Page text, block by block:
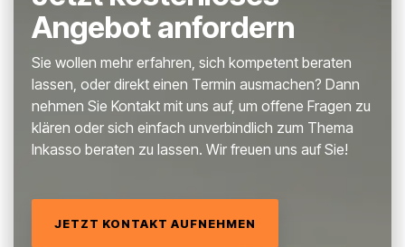
Angebot anfordern
Sie wollen mehr erfahren, sich kompetent beraten
lassen, oder direkt einen Termin ausmachen? Dann
nehmen Sie Kontakt mit uns auf, um offene Fragen zu
klären oder sich einfach unverbindlich zum Thema
Inkasso beraten zu lassen. Wir freuen uns auf Sie!
JETZT KONTAKT AUFNEHMEN